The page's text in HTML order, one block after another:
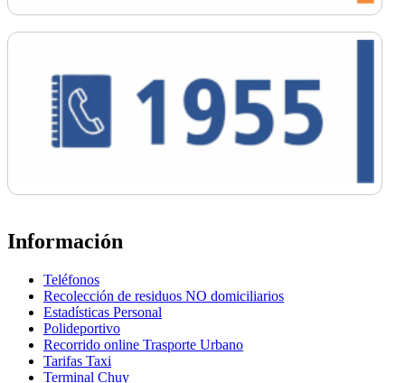
Información
Teléfonos
Recolección de residuos NO domiciliarios
Estadísticas Personal
Polideportivo
Recorrido online Trasporte Urbano
Tarifas Taxi
Terminal Chuy